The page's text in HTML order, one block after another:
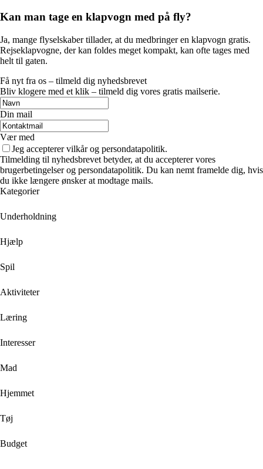
Kan man tage en klapvogn med på fly?
Ja, mange flyselskaber tillader, at du medbringer en klapvogn gratis.
Rejseklapvogne, der kan foldes meget kompakt, kan ofte tages med
helt til gaten.
Få nyt fra os – tilmeld dig nyhedsbrevet
Bliv klogere med et klik – tilmeld dig vores gratis mailserie.
Din mail
Vær med
Jeg accepterer vilkår og persondatapolitik.
Tilmelding til nyhedsbrevet betyder, at du accepterer vores
brugerbetingelser og persondatapolitik. Du kan nemt framelde dig, hvis
du ikke længere ønsker at modtage mails.
Kategorier
Underholdning
Hjælp
Spil
Aktiviteter
Læring
Interesser
Mad
Hjemmet
Tøj
Budget